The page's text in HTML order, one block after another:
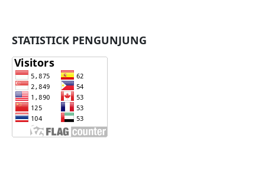
STATISTICK PENGUNJUNG